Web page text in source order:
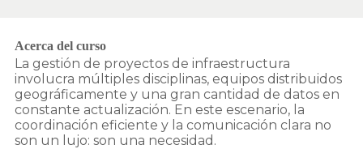
Acerca del curso
La gestión de proyectos de infraestructura
involucra múltiples disciplinas, equipos distribuidos
geográficamente y una gran cantidad de datos en
constante actualización. En este escenario, la
coordinación eficiente y la comunicación clara no
son un lujo: son una necesidad.